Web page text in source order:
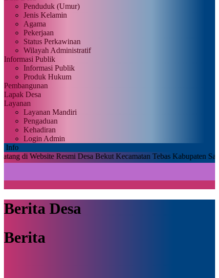
Penduduk (Umur)
Jenis Kelamin
Agama
Pekerjaan
Status Perkawinan
Wilayah Administratif
Informasi Publik
Informasi Publik
Produk Hukum
Pembangunan
Lapak Desa
Layanan
Layanan Mandiri
Pengaduan
Kehadiran
Login Admin
Info
Resmi Desa Bekut Kecamatan Tebas Kabupaten Sambas
Berita Desa
Berita